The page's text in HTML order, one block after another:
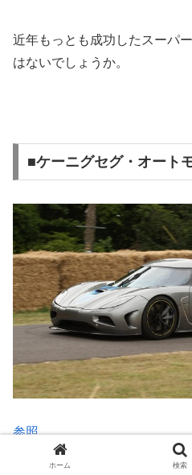
近年もっとも成功したスーパ
はないでしょうか。
■ケーニグセグ・オート
参照
ホーム 検索